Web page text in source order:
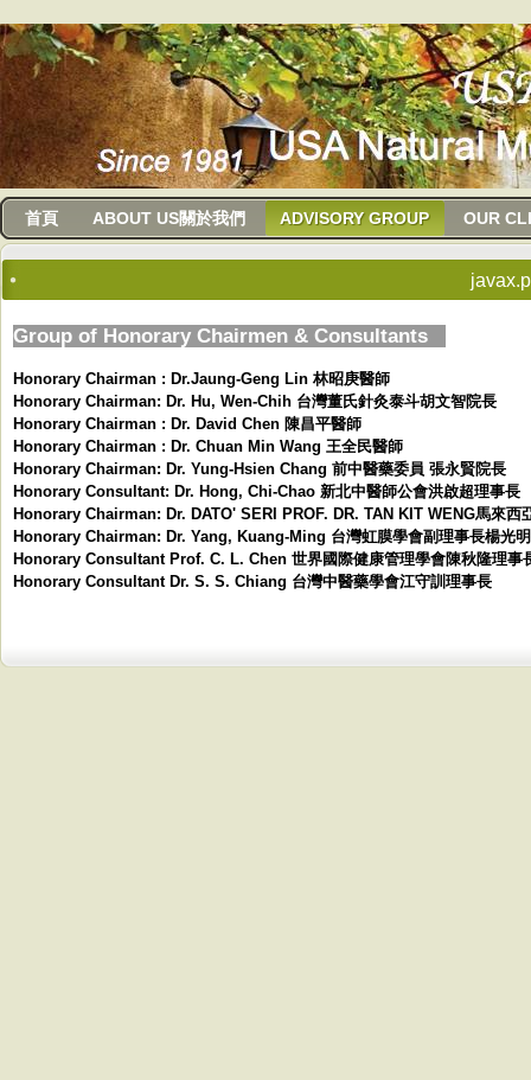
usanma
首頁 ABOUT US關於我們 ADVISORY GROUP OUR
Group of Honorary Chairmen & Consultants
Honorary Chairman : Dr.Jaung-Geng Lin 林昭庚醫師
Honorary Chairman: Dr. Hu, Wen-Chih 台灣董氏針灸泰斗胡文智院長
Honorary Chairman : Dr. David Chen 陳昌平醫師
Honorary Chairman : Dr. Chuan Min Wang 王全民醫師
Honorary Chairman: Dr. Yung-Hsien Chang 前中醫藥委員 張永賢院長
Honorary Consultant: Dr. Hong, Chi-Chao 新北中醫師公會洪啟超理事長
Honorary Chairman: Dr. DATO' SERI PROF. DR. TAN KIT WENG馬來西
Honorary Chairman: Dr. Yang, Kuang-Ming 台灣虹膜學會副理事長楊光
Honorary Consultant Prof. C. L. Chen 世界國際健康管理學會陳秋隆理事
Honorary Consultant Dr. S. S. Chiang 台灣中醫藥學會江守訓理事長